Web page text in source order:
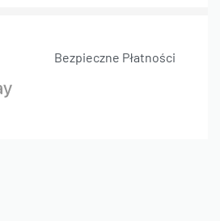
Bezpieczne Płatności